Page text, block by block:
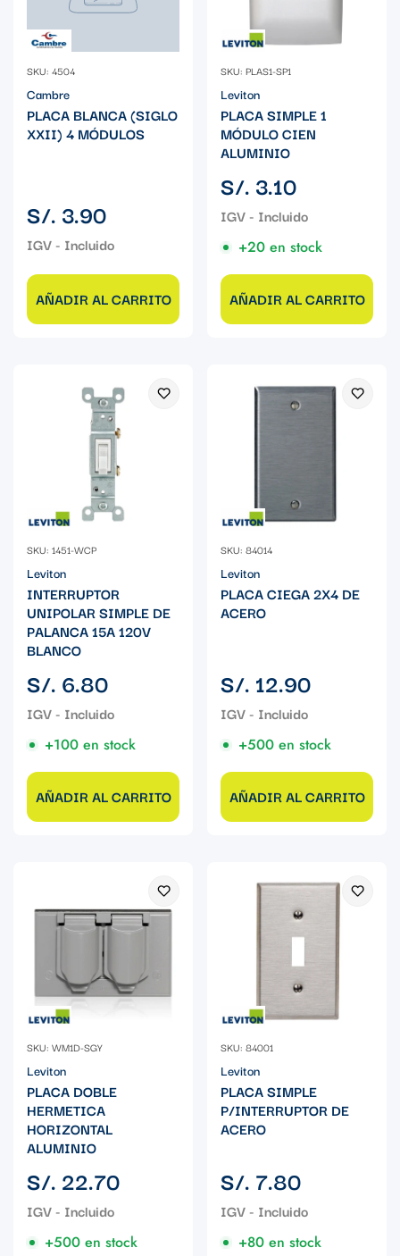
SKU: 4504
Cambre
PLACA BLANCA (SIGLO
XXII) 4 MÓDULOS
Precio
regular
S/. 3.90
AÑADIR AL CARRITO
SKU: PLAS1-SP1
Leviton
PLACA SIMPLE 1
MÓDULO CIEN
ALUMINIO
Precio
regular
S/. 3.10
+20 en stock
AÑADIR AL CARRITO
SKU: 1451-WCP
Leviton
INTERRUPTOR
UNIPOLAR SIMPLE DE
PALANCA 15A 120V
BLANCO
Precio
regular
S/. 6.80
+100 en stock
AÑADIR AL CARRITO
SKU: 84014
Leviton
PLACA CIEGA 2X4 DE
ACERO
Precio
regular
S/. 12.90
+500 en stock
AÑADIR AL CARRITO
SKU: WM1D-SGY
Leviton
PLACA DOBLE
HERMETICA
HORIZONTAL
ALUMINIO
Precio
regular
S/. 22.70
+500 en stock
SKU: 84001
Leviton
PLACA SIMPLE
P/INTERRUPTOR DE
ACERO
Precio
regular
S/. 7.80
+80 en stock